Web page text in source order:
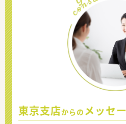
東京支店からの メッセ